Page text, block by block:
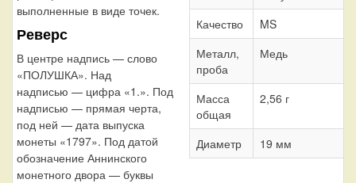
выполненные в виде точек.
Реверс
В центре надпись — слово
«ПОЛУШКА». Над
надписью — цифра «1.». Под
надписью — прямая черта,
под ней — дата выпуска
монеты «1797». Под датой
обозначение Аннинского
монетного двора — буквы
Качество
MS
Металл,
проба
Медь
Масса
общая
2,56 г
Диаметр 19 мм